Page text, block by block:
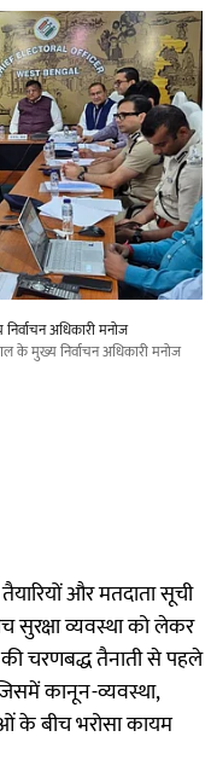
अधिकारी मनोज
के मुख्य निर्वाचन अधिकारी मनोज
और मतदाता सूची
सुरक्षा व्यवस्था को लेकर
की चरणबद्ध तैनाती से पहले
कानून-व्यवस्था,
के बीच भरोसा कायम